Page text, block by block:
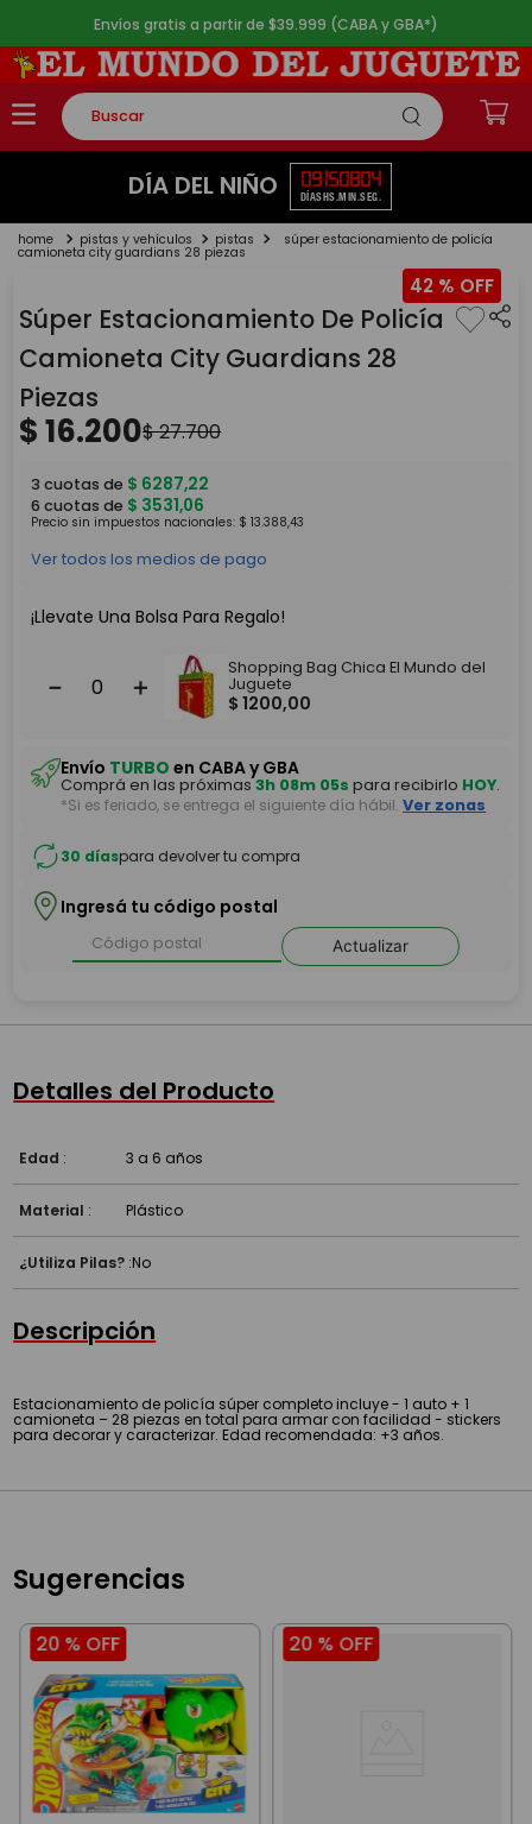
Envíos gratis a partir de $39.999 (CABA y GBA*)
Buscar
TÉRMINOS MÁS BUSCADOS
2.
lego
4.
monopatin
5. toy story
DÍA DEL NIÑO 09
DÍAS
15
HS.
08
MIN.
04
SEG.
pistas y vehículos pistas súper estacionamiento de policía
camioneta city guardians 28 piezas
42 %
Súper Estacionamiento De Policía
Camioneta City Guardians 28
Piezas
$16.200$27.700
3 cuotas de $ 6287,22
6 cuotas de $ 3531,06
Precio sin impuestos nacionales: $ 13.388,43
Ver todos los medios de pago
¡Llevate Una Bolsa Para Regalo!
＋
－
Shopping Bag Chica El Mundo del
Juguete
$ 1200,00
Envío TURBO en CABA y GBA
Comprá en las próximas3h 08m 05s para recibirlo HOY.
*Si es feriado, se entrega el siguiente día hábil. Ver zonas
30 díaspara devolver tu compra
Ingresá tu código postal
Actualizar
Detalles del Producto
Edad : 3 a 6 años
Material : Plástico
¿Utiliza Pilas? :No
Descripción
Estacionamiento de policía súper completo incluye - 1 auto + 1
camioneta – 28 piezas en total para armar con facilidad - stickers
para decorar y caracterizar. Edad recomendada: +3 años.
Sugerencias
20 % OFF 20 % OFF